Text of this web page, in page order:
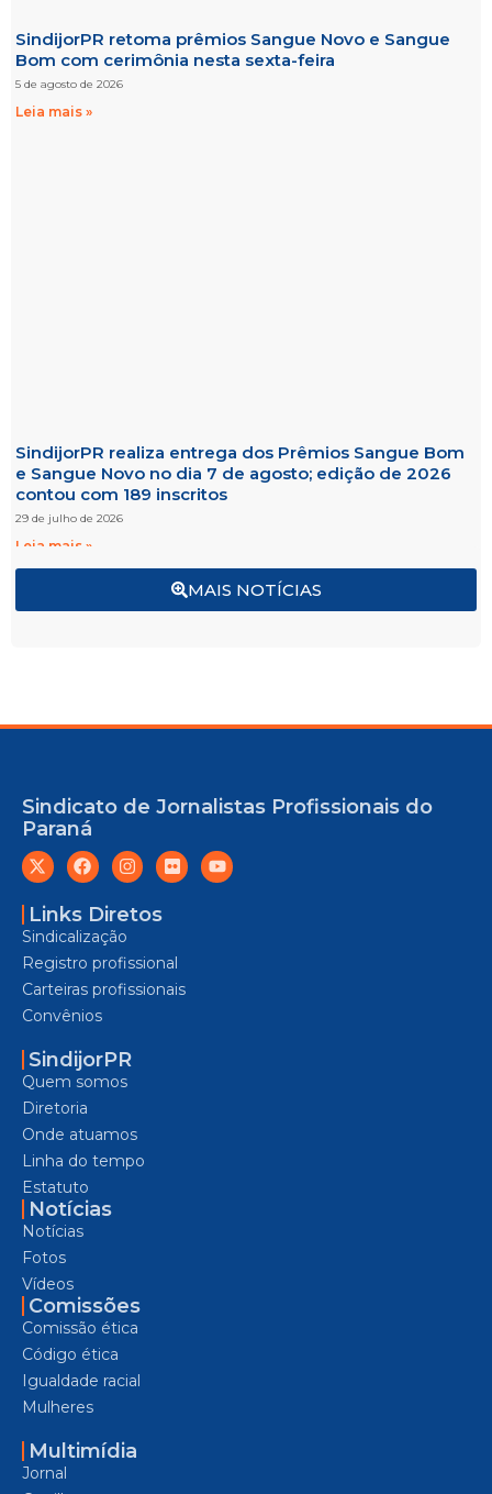
MAIS NOTÍCIAS
SindijorPR retoma prêmios Sangue Novo e Sangue
Bom com cerimônia nesta sexta-feira
5 de agosto de 2026
Leia mais »
SindijorPR realiza entrega dos Prêmios Sangue Bom
e Sangue Novo no dia 7 de agosto; edição de 2026
contou com 189 inscritos
29 de julho de 2026
Leia mais »
Sindicato de Jornalistas Profissionais do
Paraná
Links Diretos
Sindicalização
Registro profissional
Carteiras profissionais
Convênios
SindijorPR
Quem somos
Diretoria
Onde atuamos
Linha do tempo
Estatuto
Notícias
Notícias
Fotos
Vídeos
Comissões
Comissão ética
Código ética
Igualdade racial
Mulheres
Multimídia
Jornal